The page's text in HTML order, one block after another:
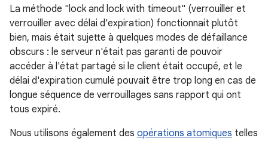
La méthode "lock and lock with timeout" (verrouiller et
verrouiller avec délai d'expiration) fonctionnait plutôt
bien, mais était sujette à quelques modes de défaillance
obscurs : le serveur n'était pas garanti de pouvoir
accéder à l'état partagé si le client était occupé, et le
délai d'expiration cumulé pouvait être trop long en cas de
longue séquence de verrouillages sans rapport qui ont
tous expiré.
Nous utilisons également des opérations atomiques telles